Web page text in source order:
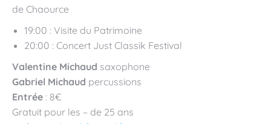
de Chaource
19:00 : Visite du Patrimoine
20:00 : Concert Just Classik Festival
Valentine Michaud saxophone
Gabriel Michaud percussions
Entrée : 8€
Gratuit pour les – de 25 ans